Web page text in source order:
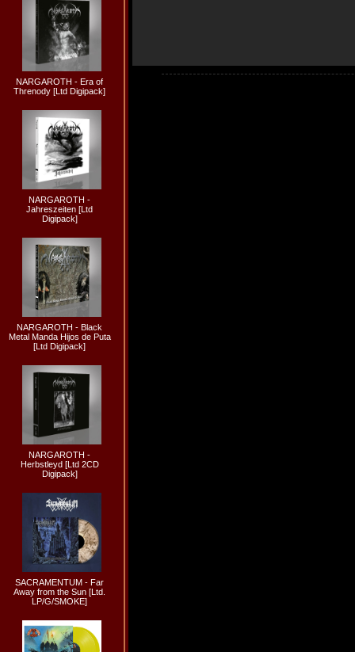
NARGAROTH - Era of
Threnody [Ltd Digipack]
NARGAROTH -
Jahreszeiten [Ltd
Digipack]
NARGAROTH - Black
Metal Manda Hijos de Puta
[Ltd Digipack]
NARGAROTH -
Herbstleyd [Ltd 2CD
Digipack]
SACRAMENTUM - Far
Away from the Sun [Ltd.
LP/G/SMOKE]